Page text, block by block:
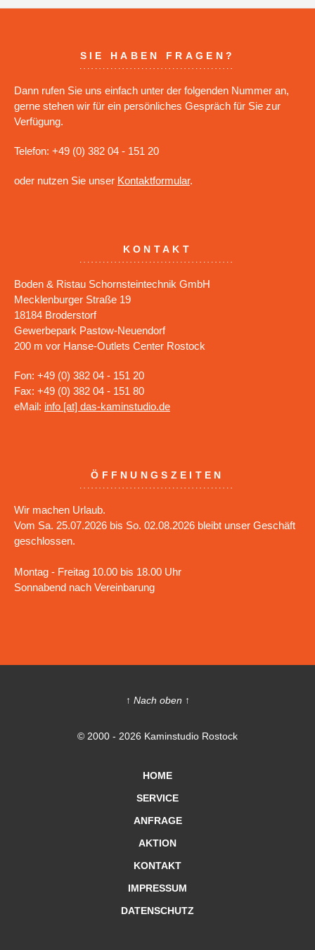
SIE HABEN FRAGEN?
Dann rufen Sie uns einfach unter der folgenden Nummer an,
gerne stehen wir für ein persönliches Gespräch für Sie zur
Verfügung.
Telefon: +49 (0) 382 04 - 151 20
oder nutzen Sie unser Kontaktformular.
KONTAKT
Boden & Ristau Schornsteintechnik GmbH
Mecklenburger Straße 19
18184 Broderstorf
Gewerbepark Pastow-Neuendorf
200 m vor Hanse-Outlets Center Rostock
Fon: +49 (0) 382 04 - 151 20
Fax: +49 (0) 382 04 - 151 80
eMail: info [at] das-kaminstudio.de
ÖFFNUNGSZEITEN
Wir machen Urlaub.
Vom Sa. 25.07.2026 bis So. 02.08.2026 bleibt unser Geschäft
geschlossen.
Montag - Freitag 10.00 bis 18.00 Uhr
Sonnabend nach Vereinbarung
↑ Nach oben ↑
© 2000 - 2026 Kaminstudio Rostock
HOME
SERVICE
ANFRAGE
AKTION
KONTAKT
IMPRESSUM
DATENSCHUTZ